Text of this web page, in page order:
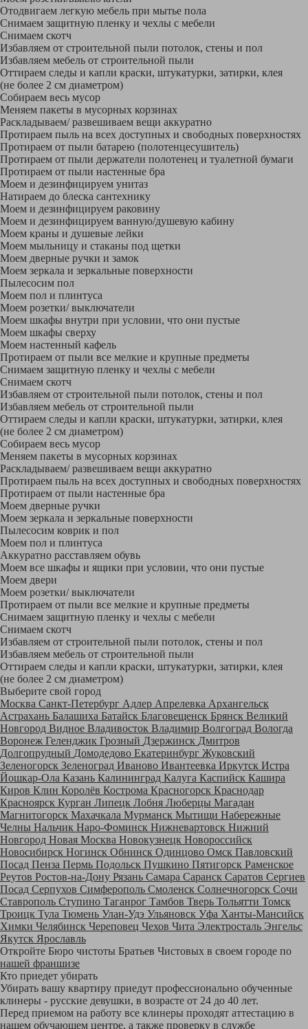
Отодвигаем легкую мебель при мытье пола
Снимаем защитную пленку и чехлы с мебели
Снимаем скотч
Избавляем от строительной пыли потолок, стены и пол
Избавляем мебель от строительной пыли
Оттираем следы и капли краски, штукатурки, затирки, клея
(не более 2 см диаметром)
Собираем весь мусор
Меняем пакеты в мусорных корзинах
Раскладываем/ развешиваем вещи аккуратно
Протираем пыль на всех доступных и свободных поверхностях
Протираем от пыли батарею (полотенцесушитель)
Протираем от пыли держатели полотенец и туалетной бумаги
Протираем от пыли настенные бра
Моем и дезинфицируем унитаз
Натираем до блеска сантехнику
Моем и дезинфицируем раковину
Моем и дезинфицируем ванную/душевую кабину
Моем краны и душевые лейки
Моем мыльницу и стаканы под щетки
Моем дверные ручки и замок
Моем зеркала и зеркальные поверхности
Пылесосим пол
Моем пол и плинтуса
Моем розетки/ выключатели
Моем шкафы внутри при условии, что они пустые
Моем шкафы сверху
Моем настенный кафель
Протираем от пыли все мелкие и крупные предметы
Снимаем защитную пленку и чехлы с мебели
Снимаем скотч
Избавляем от строительной пыли потолок, стены и пол
Избавляем мебель от строительной пыли
Оттираем следы и капли краски, штукатурки, затирки, клея
(не более 2 см диаметром)
Собираем весь мусор
Меняем пакеты в мусорных корзинах
Раскладываем/ развешиваем вещи аккуратно
Протираем пыль на всех доступных и свободных поверхностях
Протираем от пыли настенные бра
Моем дверные ручки
Моем зеркала и зеркальные поверхности
Пылесосим коврик и пол
Моем пол и плинтуса
Аккуратно расставляем обувь
Моем все шкафы и ящики при условии, что они пустые
Моем двери
Моем розетки/ выключатели
Протираем от пыли все мелкие и крупные предметы
Снимаем защитную пленку и чехлы с мебели
Снимаем скотч
Избавляем от строительной пыли потолок, стены и пол
Избавляем мебель от строительной пыли
Оттираем следы и капли краски, штукатурки, затирки, клея
(не более 2 см диаметром)
Выберите свой город
Москва Санкт-Петербург Адлер Апрелевка Архангельск
Астрахань Балашиха Батайск Благовещенск Брянск Великий
Новгород Видное Владивосток Владимир Волгоград Вологда
Воронеж Геленджик Грозный Дзержинск Дмитров
Долгопрудный Домодедово Екатеринбург Жуковский
Зеленогорск Зеленоград Иваново Ивантеевка Иркутск Истра
Йошкар-Ола Казань Калининград Калуга Каспийск Кашира
Киров Клин Королёв Кострома Красногорск Краснодар
Красноярск Курган Липецк Лобня Люберцы Магадан
Магнитогорск Махачкала Мурманск Мытищи Набережные
Челны Нальчик Наро-Фоминск Нижневартовск Нижний
Новгород Новая Москва Новокузнецк Новороссийск
Новосибирск Ногинск Обнинск Одинцово Омск Павловский
Посад Пенза Пермь Подольск Пушкино Пятигорск Раменское
Реутов Ростов-на-Дону Рязань Самара Саранск Саратов Сергиев
Посад Серпухов Симферополь Смоленск Солнечногорск Сочи
Ставрополь Ступино Таганрог Тамбов Тверь Тольятти Томск
Троицк Тула Тюмень Улан-Удэ Ульяновск Уфа Ханты-Мансийск
Химки Челябинск Череповец Чехов Чита Электросталь Энгельс
Якутск Ярославль
Откройте Бюро чистоты Братьев Чистовых в своем городе по
нашей франшизе
Кто приедет убирать
Убирать вашу квартиру приедут профессионально обученные
клинеры - русские девушки, в возрасте от 24 до 40 лет.
Перед приемом на работу все клинеры проходят аттестацию в
нашем обучающем центре, а также проверку в службе